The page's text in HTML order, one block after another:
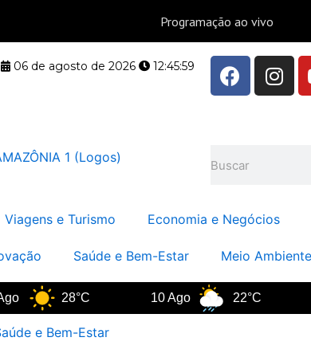
06 de agosto de 2026 12:46:00
F
a
o
I
n
m
Viagens e Turismo Economia e Negócios
Saúde e Bem-Estar Meio
28°C 10 Ago 22°C 11
e Bem-Estar